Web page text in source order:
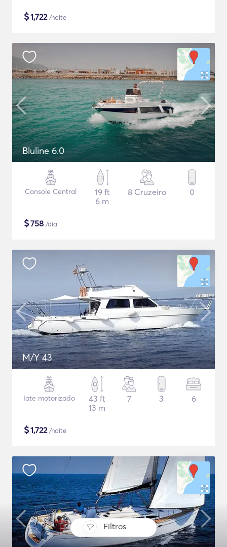
Filtros
$1,722/noite
Bluline 6.0
Console Central
19 ft
6 m
8 Cruzeiro 0
$758 /dia
M/Y 43
Iate motorizado
43 ft
13 m
7 3 6
$1,722/noite